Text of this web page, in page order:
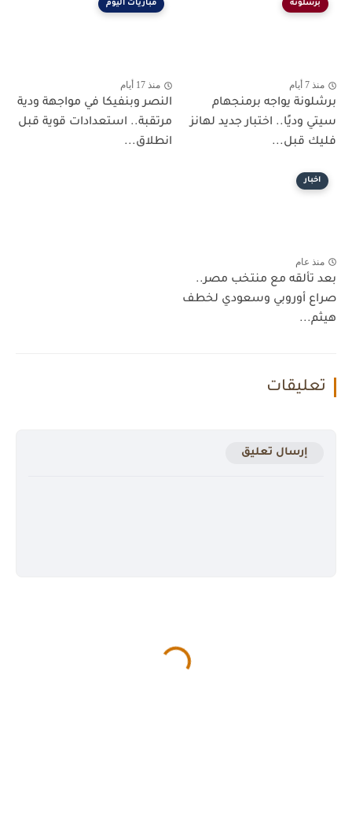
برشلونة
منذ 7 أيام
برشلونة يواجه برمنجهام
سيتي وديًا.. اختبار جديد لهانز
فليك قبل...
مباريات اليوم
منذ 17 أيام
النصر وبنفيكا في مواجهة ودية
مرتقبة.. استعدادات قوية قبل
انطلاق...
اخبار
منذ عام
بعد تألقه مع منتخب مصر..
صراع أوروبي وسعودي لخطف
هيثم...
تعليقات
إرسال تعليق